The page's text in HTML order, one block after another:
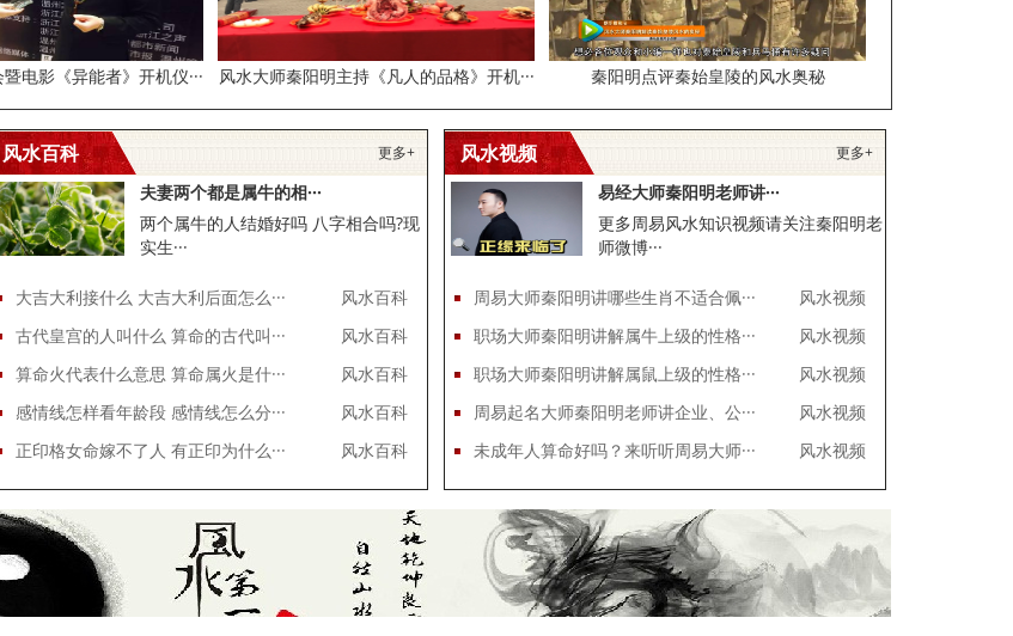
电影《异能者》开机仪··· 风水大师秦阳明主持《凡人的品格》开机··· 秦阳明点评秦始皇陵的风水奥秘
风水百科 更多+
夫妻两个都是属牛的相···
两个属牛的人结婚好吗 八字相合吗?现
实生···
大吉大利接什么 大吉大利后面怎么···
风水百科
古代皇宫的人叫什么 算命的古代叫···
风水百科
算命火代表什么意思 算命属火是什···
风水百科
感情线怎样看年龄段 感情线怎么分···
风水百科
正印格女命嫁不了人 有正印为什么···
风水百科
风水视频 更多+
易经大师秦阳明老师讲···
更多周易风水知识视频请关注秦阳明老
师微博···
周易大师秦阳明讲哪些生肖不适合佩···
风水视频
职场大师秦阳明讲解属牛上级的性格···
风水视频
职场大师秦阳明讲解属鼠上级的性格···
风水视频
周易起名大师秦阳明老师讲企业、公···
风水视频
未成年人算命好吗？来听听周易大师···
风水视频